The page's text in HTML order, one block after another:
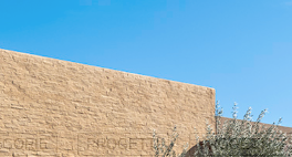
PROGETTI PROGETTI